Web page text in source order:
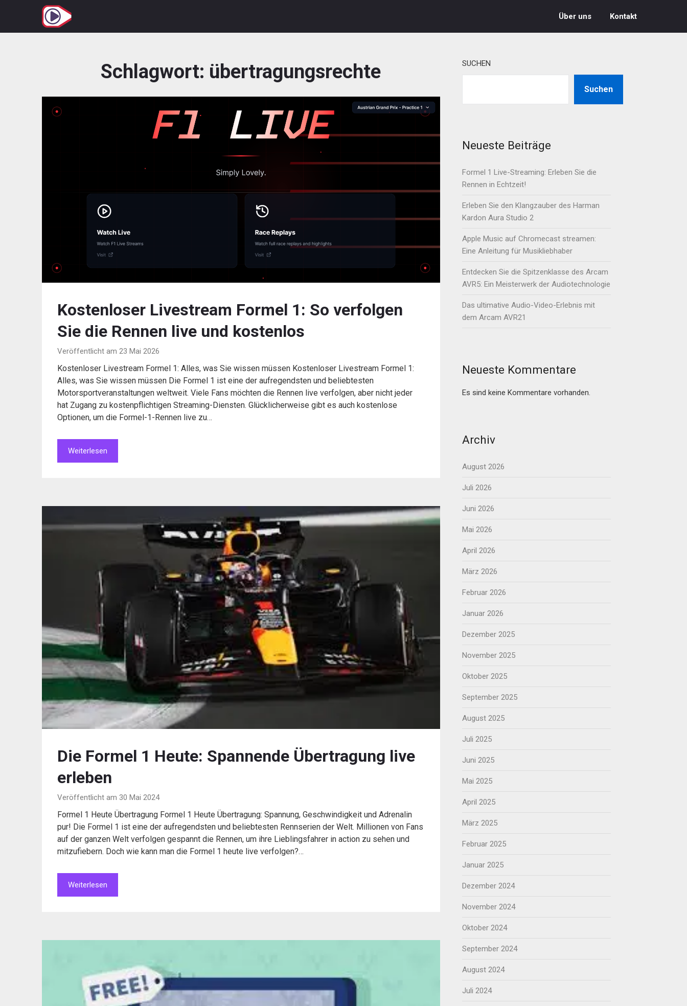
springen
Über uns Kontakt
Schlagwort: übertragungsrechte
Kostenloser Livestream Formel 1: So verfolgen
Sie die Rennen live und kostenlos
Veröffentlicht am 23 Mai 2026
Kostenloser Livestream Formel 1: Alles, was Sie wissen müssen Kostenloser Livestream Formel 1:
Alles, was Sie wissen müssen Die Formel 1 ist eine der aufregendsten und beliebtesten
Motorsportveranstaltungen weltweit. Viele Fans möchten die Rennen live verfolgen, aber nicht jeder
hat Zugang zu kostenpflichtigen Streaming-Diensten. Glücklicherweise gibt es auch kostenlose
Optionen, um die Formel-1-Rennen live zu…
Weiterlesen
Die Formel 1 Heute: Spannende Übertragung live
erleben
Veröffentlicht am 30 Mai 2024
Formel 1 Heute Übertragung Formel 1 Heute Übertragung: Spannung, Geschwindigkeit und Adrenalin
pur! Die Formel 1 ist eine der aufregendsten und beliebtesten Rennserien der Welt. Millionen von Fans
auf der ganzen Welt verfolgen gespannt die Rennen, um ihre Lieblingsfahrer in action zu sehen und
mitzufiebern. Doch wie kann man die Formel 1 heute live verfolgen?…
Weiterlesen
SUCHEN
Suchen
Neueste Beiträge
Formel 1 Live-Streaming: Erleben Sie die
Rennen in Echtzeit!
Erleben Sie den Klangzauber des Harman
Kardon Aura Studio 2
Apple Music auf Chromecast streamen:
Eine Anleitung für Musikliebhaber
Entdecken Sie die Spitzenklasse des Arcam
AVR5: Ein Meisterwerk der Audiotechnologie
Das ultimative Audio-Video-Erlebnis mit
dem Arcam AVR21
Neueste Kommentare
Es sind keine Kommentare vorhanden.
Archiv
August 2026
Juli 2026
Juni 2026
Mai 2026
April 2026
März 2026
Februar 2026
Januar 2026
Dezember 2025
November 2025
Oktober 2025
September 2025
August 2025
Juli 2025
Juni 2025
Mai 2025
April 2025
März 2025
Februar 2025
Januar 2025
Dezember 2024
November 2024
Oktober 2024
September 2024
August 2024
Juli 2024